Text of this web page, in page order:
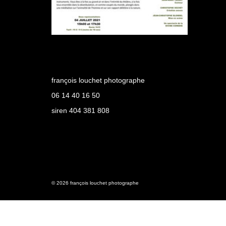
françois louchet photographe
06 14 40 16 50
siren 404 381 808
© 2026 françois louchet photographe